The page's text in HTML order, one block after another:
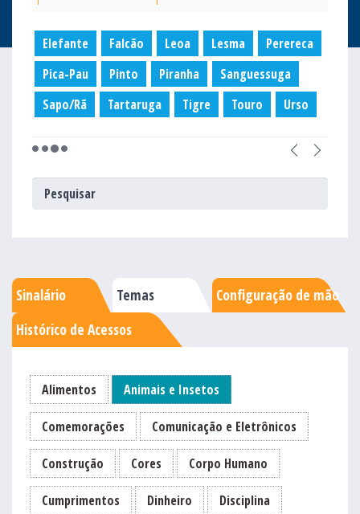
Elefante Falcão Leoa Lesma
Perereca
Pica-Pau
Pinto Piranha
Sanguessuga
Sapo/Rã
Tartaruga Tigre Touro Urso
Sinalário Temas
Configuração de mão
Histórico de Acessos
Alimentos Animais e Insetos
Comemorações Comunicação e Eletrônicos
Construção Cores Corpo Humano
Cumprimentos Dinheiro Disciplina